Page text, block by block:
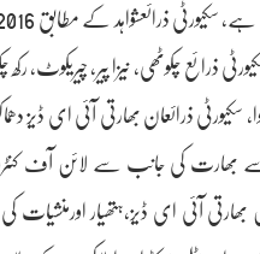
سکیورٹی ذرائع چکوٹھی، نیزا پیر،
سکیورٹی ذرائعان بھارتی آئی ای
کی جانب سے لائن آف
آئی ای ڈیز،ہتھیار